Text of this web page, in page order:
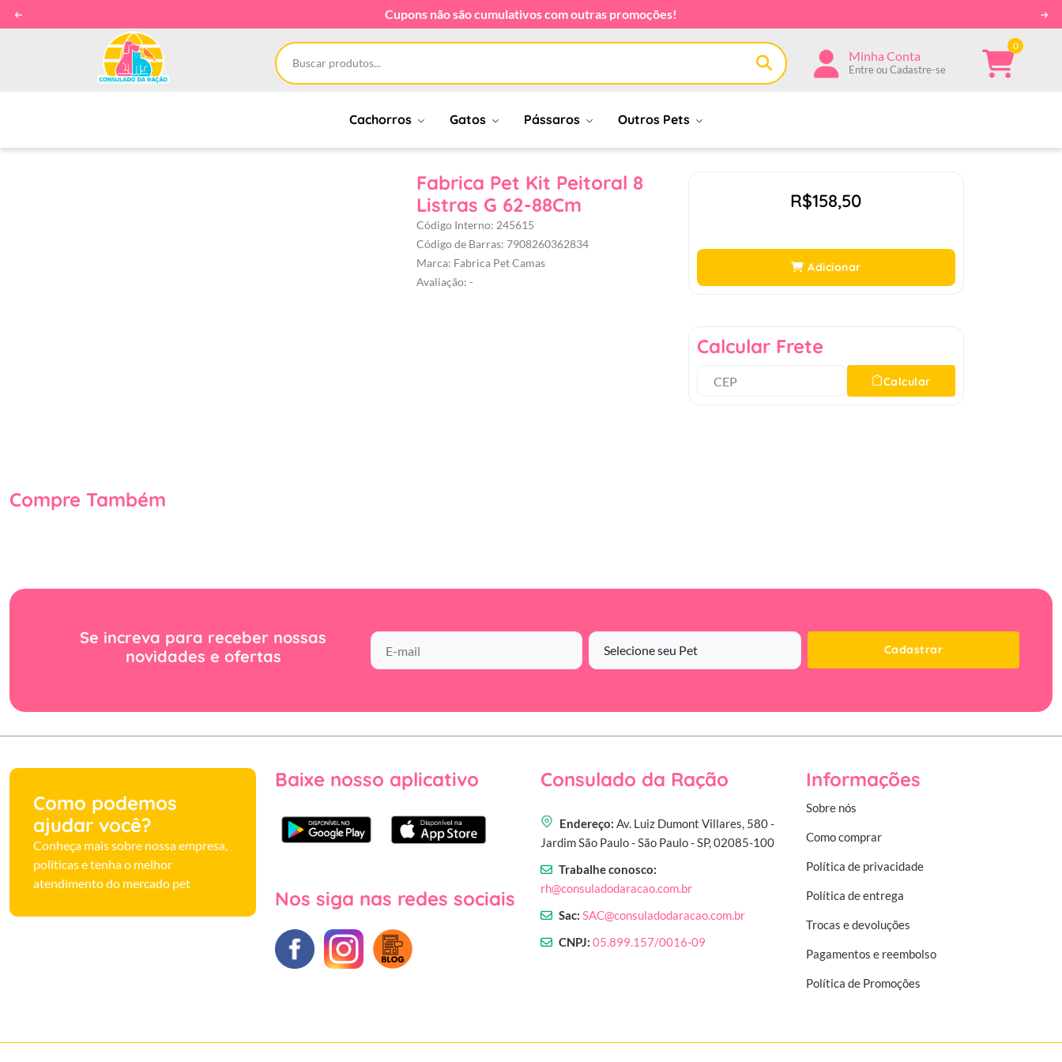
Cupons não são cumulativos com outras promoções!
Minha Conta
Entre ou Cadastre-se
0
Cachorros Gatos Pássaros Outros Pets
Fabrica Pet Kit Peitoral 8
Listras G 62-88Cm
Código Interno: 245615
Código de Barras: 7908260362834
Marca: Fabrica Pet Camas
Avaliação: -
R$158,50
Adicionar
Calcular Frete
Calcular
Compre Também
Se increva para receber nossas
novidades e ofertas
Cadastrar
Como podemos
ajudar você?
Conheça mais sobre nossa empresa,
políticas e tenha o melhor
atendimento do mercado pet
Baixe nosso aplicativo
Nos siga nas redes sociais
Consulado da Ração
Endereço: Av. Luiz Dumont Villares, 580 -
Jardim São Paulo - São Paulo - SP, 02085-100
Trabalhe conosco:
rh@consuladodaracao.com.br
Sac: SAC@consuladodaracao.com.br
CNPJ: 05.899.157/0016-09
Informações
Sobre nós
Como comprar
Política de privacidade
Política de entrega
Trocas e devoluções
Pagamentos e reembolso
Política de Promoções